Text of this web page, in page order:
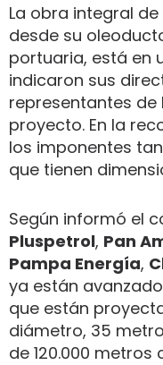
La obra integral de
desde su
portuaria, está en
indicaron sus
representantes
proyecto. En la
los imponentes
que tienen
Según informó el
Pluspetrol, Pan
Pampa Energía,
ya están
que están
diámetro, 35
de 120.000